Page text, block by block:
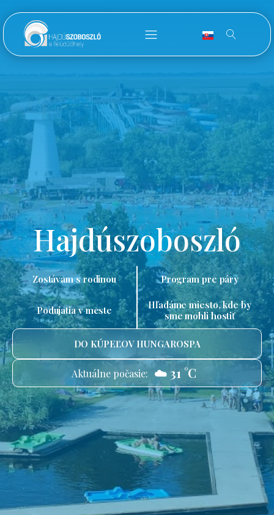
Hajdúszoboszló
Zostávam s rodinou Program pre páry
Podujatia v meste
Hľadáme miesto, kde by
sme mohli hostiť
DO KÚPEĽOV HUNGAROSPA
Aktuálne počasie: ☁️ 31 °C